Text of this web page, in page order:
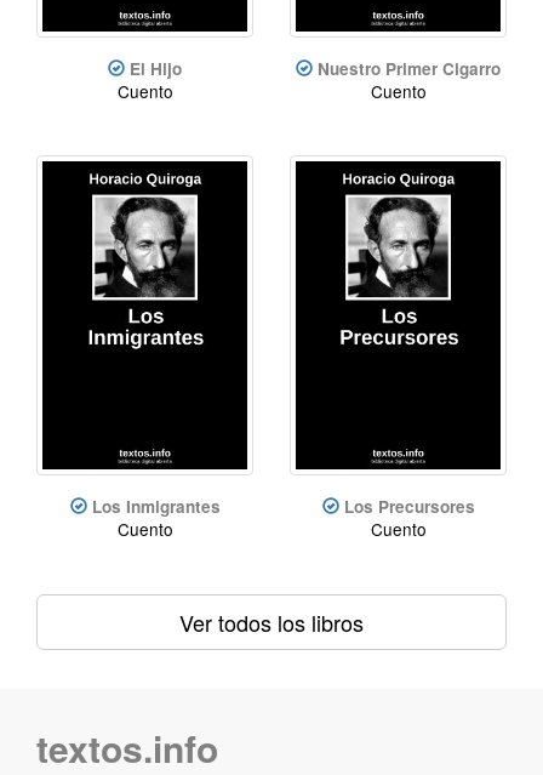
El Hijo
Cuento
Nuestro Primer Cigarro
Cuento
Los Inmigrantes
Cuento
Los Precursores
Cuento
Ver todos los libros
textos.info